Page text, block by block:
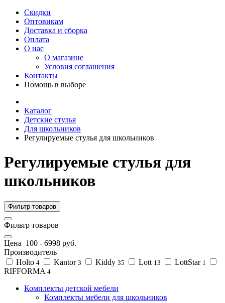
Скидки
Оптовикам
Доставка и сборка
Оплата
О нас
О магазине
Условия соглашения
Контакты
Помощь в выборе
Каталог
Детские стулья
Для школьников
Регулируемые стулья для школьников
Регулируемые стулья для
школьников
Фильтр товаров
Фильтр товаров
Цена 100 - 6998 руб.
Производитель
Holto 4 Kantor 3 Kiddy 35 Lott 13 LottStar 1
RIFFORMA 4
Комплекты детской мебели
Комплекты мебели для школьников